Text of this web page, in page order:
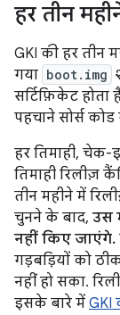
हर तीन
GKI की हर तीन
गया boot.img
सर्टिफ़िकेट होता
पहचाने सोर्स
हर तिमाही,
तिमाही रिलीज़
तीन महीने में
चुनने के बाद, उस
नहीं किए जाएंगे.
गड़बड़ियों को
नहीं हो सका.
इसके बारे में GKI